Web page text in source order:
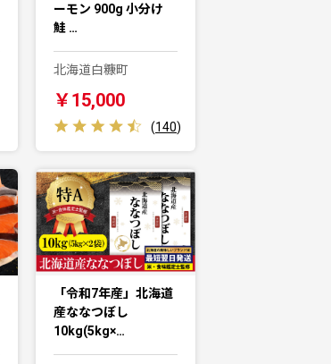
ーモン 900g 小分け
鮭 …
北海道白糠町
￥15,000
(140)
「令和7年産」北海道
産ななつぼし
10kg(5kg×…